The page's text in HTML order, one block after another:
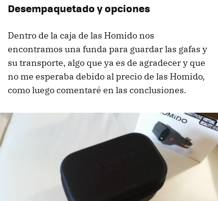
Desempaquetado y opciones
Dentro de la caja de las Homido nos
encontramos una funda para guardar las gafas y
su transporte, algo que ya es de agradecer y que
no me esperaba debido al precio de las Homido,
como luego comentaré en las conclusiones.